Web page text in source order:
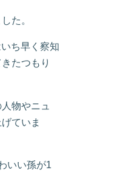
た。
ち早く察知
たつもり
物やニュ
ていま
いい孫が1